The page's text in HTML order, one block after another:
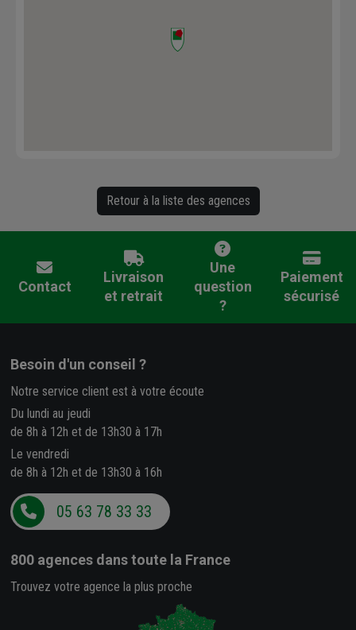
Retour à la liste des agences
Contact
Livraison
et retrait
Une
question
?
Paiement
sécurisé
Besoin d'un conseil ?
Notre service client est à votre écoute
Du lundi au jeudi
de 8h à 12h et de 13h30 à 17h
Le vendredi
de 8h à 12h et de 13h30 à 16h
05 63 78 33 33
800 agences dans toute la France
Trouvez votre agence la plus proche